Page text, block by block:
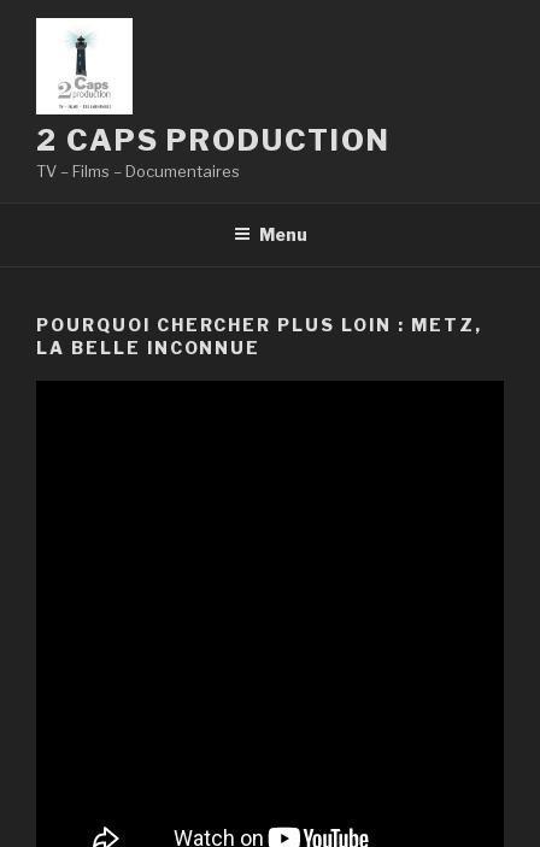
Aller
principal
2 CAPS PRODUCTION
TV – Films – Documentaires
Menu
POURQUOI CHERCHER PLUS LOIN : METZ,
LA BELLE INCONNUE